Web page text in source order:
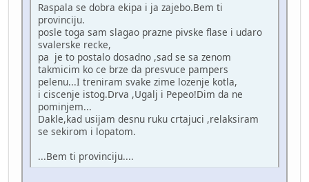
Raspala se dobra ekipa i ja zajebo.Bem ti
provinciju.
posle toga sam slagao prazne pivske flase i udaro
svalerske recke,
pa je to postalo dosadno ,sad se sa zenom
takmicim ko ce brze da presvuce pampers
pelenu...I treniram svake zime lozenje kotla,
i ciscenje istog.Drva ,Ugalj i Pepeo!Dim da ne
pominjem...
Dakle,kad usijam desnu ruku crtajuci ,relaksiram
se sekirom i lopatom.
...Bem ti provinciju....